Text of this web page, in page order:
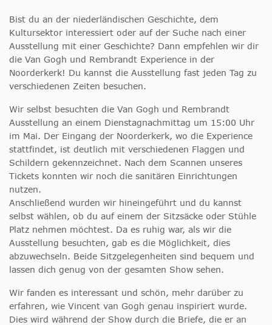
Bist du an der niederländischen Geschichte, dem
Kultursektor interessiert oder auf der Suche nach einer
Ausstellung mit einer Geschichte? Dann empfehlen wir dir
die Van Gogh und Rembrandt Experience in der
Noorderkerk! Du kannst die Ausstellung fast jeden Tag zu
verschiedenen Zeiten besuchen.
Wir selbst besuchten die Van Gogh und Rembrandt
Ausstellung an einem Dienstagnachmittag um 15:00 Uhr
im Mai. Der Eingang der Noorderkerk, wo die Experience
stattfindet, ist deutlich mit verschiedenen Flaggen und
Schildern gekennzeichnet. Nach dem Scannen unseres
Tickets konnten wir noch die sanitären Einrichtungen
nutzen.
Anschließend wurden wir hineingeführt und du kannst
selbst wählen, ob du auf einem der Sitzsäcke oder Stühle
Platz nehmen möchtest. Da es ruhig war, als wir die
Ausstellung besuchten, gab es die Möglichkeit, dies
abzuwechseln. Beide Sitzgelegenheiten sind bequem und
lassen dich genug von der gesamten Show sehen.
Wir fanden es interessant und schön, mehr darüber zu
erfahren, wie Vincent van Gogh genau inspiriert wurde.
Dies wird während der Show durch die Briefe, die er an